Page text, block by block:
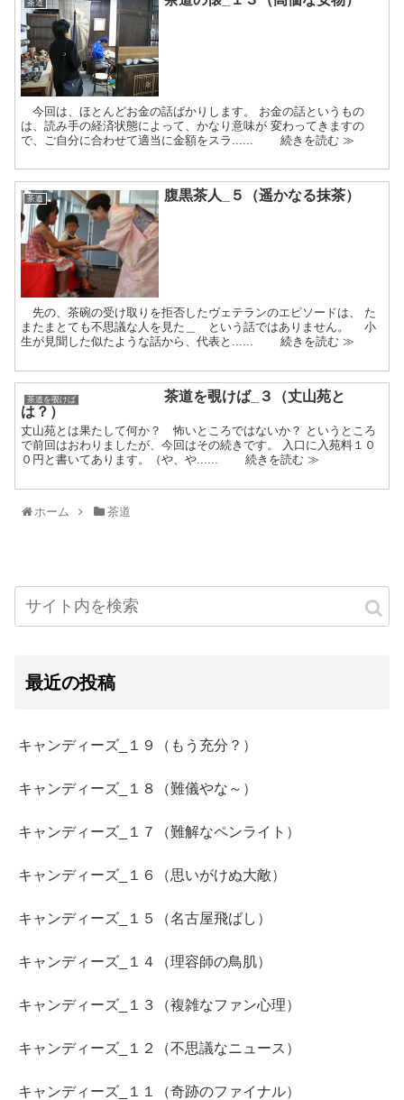
茶道
今回は、ほとんどお金の話ばかりします。 お金の話というもの
は、読み手の経済状態によって、かなり意味が 変わってきますの
で、ご自分に合わせて適当に金額をスラ...... 続きを読む ≫
茶道 腹黒茶人_５（遥かなる抹茶）
先の、茶碗の受け取りを拒否したヴェテランのエピソードは、 た
またまとても不思議な人を見た＿ という話ではありません。 小
生が見聞した似たような話から、代表と...... 続きを読む ≫
茶道を覗けば
茶道を覗けば_３（丈山苑と
は？）
丈山苑とは果たして何か？ 怖いところではないか？ というところ
で前回はおわりましたが、今回はその続きです。 入口に入苑料１０
０円と書いてあります。（や、や...... 続きを読む ≫
ホーム 茶道
最近の投稿
キャンディーズ_１９（もう充分？）
キャンディーズ_１８（難儀やな～）
キャンディーズ_１７（難解なペンライト）
キャンディーズ_１６（思いがけぬ大敵）
キャンディーズ_１５（名古屋飛ばし）
キャンディーズ_１４（理容師の鳥肌）
キャンディーズ_１３（複雑なファン心理）
キャンディーズ_１２（不思議なニュース）
キャンディーズ_１１（奇跡のファイナル）